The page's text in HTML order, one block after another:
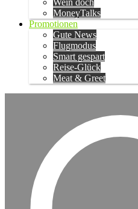
Wein doch
MoneyTalks
Promotionen
Gute News
Flugmodus
Smart gespart
Reise-Glück
Meat & Greet